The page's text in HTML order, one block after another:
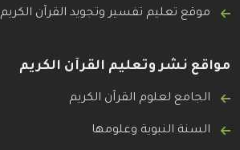
موقع تعليم تفسير وتجويد القرآن الكريم
مواقع نشر وتعليم القرآن الكريم
الجامع لعلوم القرآن الكريم
السنة النبوية وعلومها